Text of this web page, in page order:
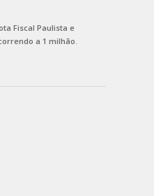
Fiscal Paulista e
a 1 milhão.